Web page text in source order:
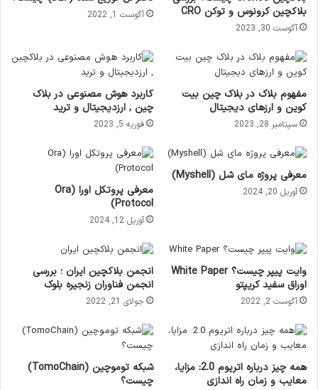
بلاکچین کرونوس و توکن CRO
آگوست 30, 2023
آگوست 1, 2022
مفهوم بلاک در بلاک چین بیت
کوین و ارزهای دیجیتال
سپتامبر 28, 2023
کاربرد هوش مصنوعی در بلاک
چین , ارزدیجیتال و ترید
فوریه 5, 2023
معرفی پروژه مای شل (Myshell)
آوریل 20, 2024
معرفی پروتکل اورا (Ora
Protocol)
آوریل 12, 2024
وایت پیپر چیست؟ White Paper
اوراق سفید کریپتو
آگوست 2, 2022
انجمن بلاکچین ایران ؛ بررسی
انجمن فناوران زنجیره بلوک
جولای 21, 2022
همه چیز درباره اتریوم 2.0: مزایا،
معایب و زمان راه اندازی
شبکه توموچین (TomoChain)
چیست؟